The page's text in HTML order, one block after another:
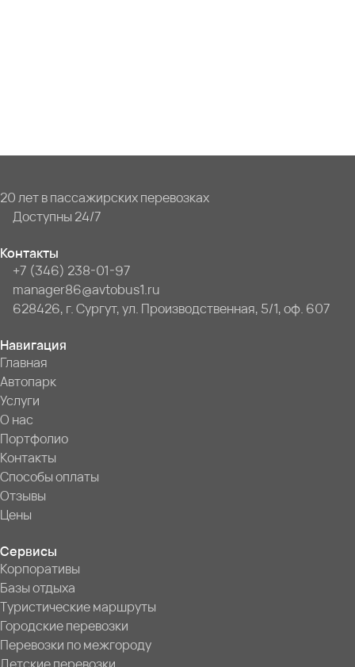
20 лет в пассажирских перевозках
Доступны 24/7
Контакты
+7 (346) 238-01-97
manager86@avtobus1.ru
628426, г. Сургут, ул. Производственная, 5/1, оф. 607
Навигация
Главная
Автопарк
Услуги
О нас
Портфолио
Контакты
Способы оплаты
Отзывы
Цены
Сервисы
Корпоративы
Базы отдыха
Туристические маршруты
Городские перевозки
Перевозки по межгороду